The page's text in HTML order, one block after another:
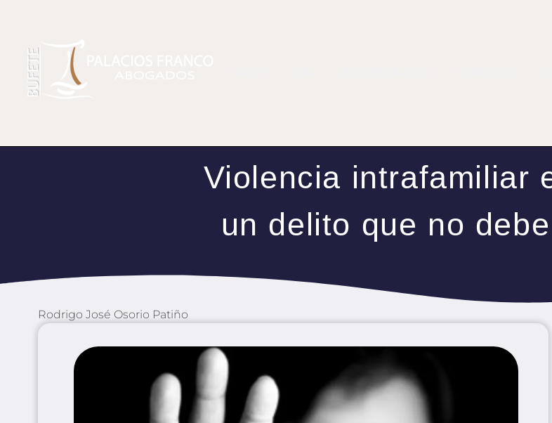
Violencia intrafamiliar
un delito que no
Rodrigo José Osorio Patiño